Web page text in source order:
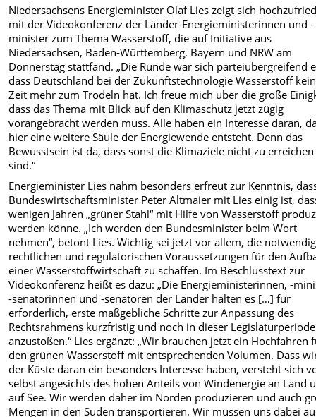
Niedersachsens Energieminister Olaf Lies zeigt sich
mit der Videokonferenz der Länder-Energieministerinnen und -
minister zum Thema Wasserstoff, die auf Initiative aus
Niedersachsen, Baden-Württemberg, Bayern und NRW am
Donnerstag stattfand. „Die Runde war sich parteiübergreifend
dass Deutschland bei der Zukunftstechnologie Wasserstoff
Zeit mehr zum Trödeln hat. Ich freue mich über die große
dass das Thema mit Blick auf den Klimaschutz jetzt zügig
vorangebracht werden muss. Alle haben ein Interesse daran,
hier eine weitere Säule der Energiewende entsteht. Denn das
Bewusstsein ist da, dass sonst die Klimaziele nicht zu erreichen
sind.“
Energieminister Lies nahm besonders erfreut zur Kenntnis,
Bundeswirtschaftsminister Peter Altmaier mit Lies einig ist,
wenigen Jahren „grüner Stahl“ mit Hilfe von Wasserstoff
werden könne. „Ich werden den Bundesminister beim Wort
nehmen“, betont Lies. Wichtig sei jetzt vor allem, die
rechtlichen und regulatorischen Voraussetzungen für den
einer Wasserstoffwirtschaft zu schaffen. Im Beschlusstext zur
Videokonferenz heißt es dazu: „Die Energieministerinnen, -
-senatorinnen und -senatoren der Länder halten es […] für
erforderlich, erste maßgebliche Schritte zur Anpassung des
Rechtsrahmens kurzfristig und noch in dieser Legislaturperiode
anzustoßen.“ Lies ergänzt: „Wir brauchen jetzt ein Hochfahren
den grünen Wasserstoff mit entsprechenden Volumen. Dass
der Küste daran ein besonders Interesse haben, versteht sich
selbst angesichts des hohen Anteils von Windenergie an Land
auf See. Wir werden daher im Norden produzieren und auch
Mengen in den Süden transportieren. Wir müssen uns dabei